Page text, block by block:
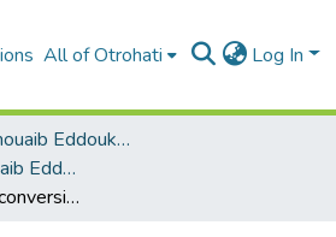
All of Otrohati Log In
Université Chouaib Eddoukali - El Jadida
CEDoc - Univ Chouaib Eddoukali
Amélioration de la conversion électromécanique de composite piézoélectriques pour le contrôle vibratoire et la récupération d'énergie: Réalisation des systèmes autonomes en énergie